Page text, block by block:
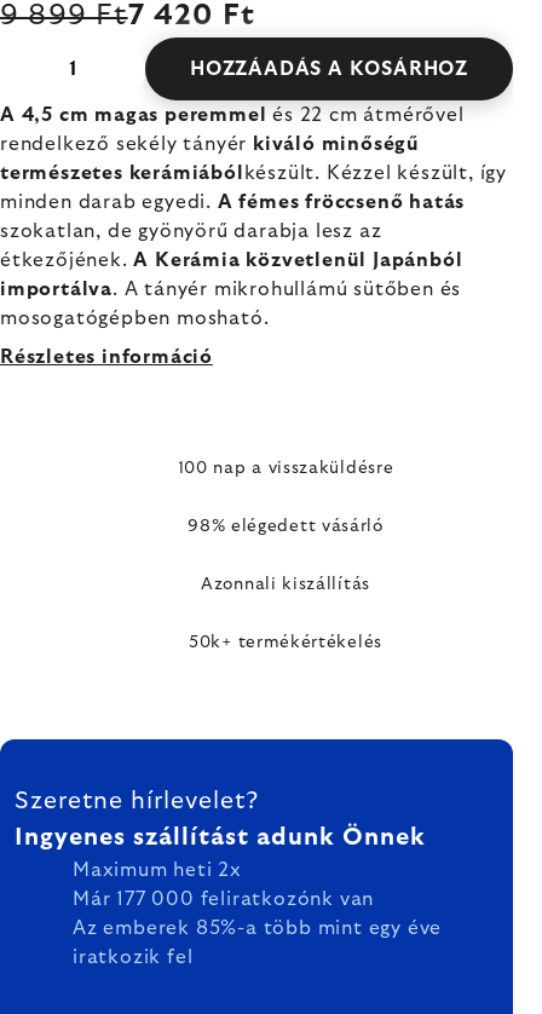
9 899 Ft7 420 Ft
HOZZÁADÁS A KOSÁRHOZ
A 4,5 cm magas peremmel
és 22 cm átmérővel
rendelkező sekély tányér kiváló minőségű
természetes kerámiából készült. Kézzel készült, így
minden darab egyedi. A fémes fröccsenő hatás
szokatlan, de gyönyörű darabja lesz az
étkezőjének.A Kerámia közvetlenül Japánból
importálva. A tányér mikrohullámú sütőben és
mosogatógépben mosható.
Részletes információ
100 nap a visszaküldésre
98% elégedett vásárló
Azonnali kiszállítás
50k+ termékértékelés
LÁBLÉC
Szeretne hírlevelet?
Ingyenes szállítást adunk Önnek
Maximum heti 2x
Már 177 000 feliratkozónk van
Az emberek 85%-a több mint egy éve
iratkozik fel